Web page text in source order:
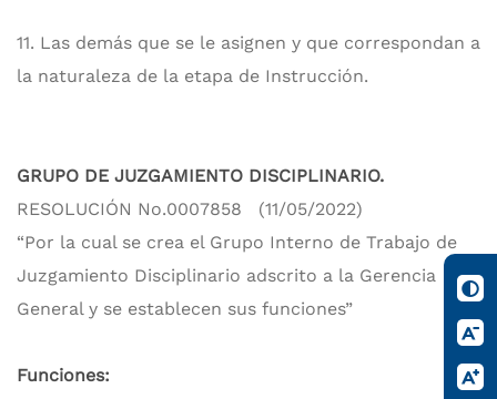
11. Las demás que se le asignen y que correspondan a
la naturaleza de la etapa de Instrucción.
GRUPO DE JUZGAMIENTO DISCIPLINARIO.
RESOLUCIÓN No.0007858 (11/05/2022)
“Por la cual se crea el Grupo Interno de Trabajo de
Juzgamiento Disciplinario adscrito a la Gerencia
General y se establecen sus funciones”
Funciones: